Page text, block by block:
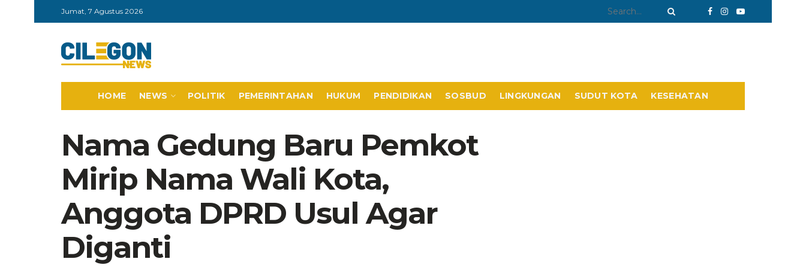
Jumat, 7 Agustus 2026
HOME NEWS POLITIK PEMERINTAHAN HUKUM PENDIDIKAN SOSBUD LINGKUNGAN SUDUT KOTA KESEHATAN
Nama Gedung Baru Pemkot
Mirip Nama Wali Kota,
Anggota DPRD Usul Agar
Diganti